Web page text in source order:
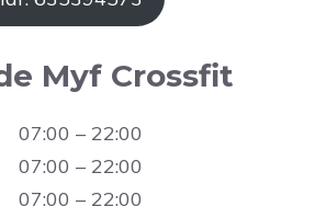
Myf Crossfit
07:00 – 22:00
07:00 – 22:00
07:00 – 22:00